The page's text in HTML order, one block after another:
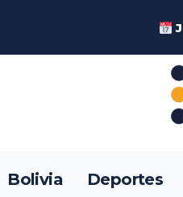
Bolivia Deportes